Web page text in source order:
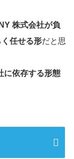
株式会社が負
任せる形だと思
に依存する形態